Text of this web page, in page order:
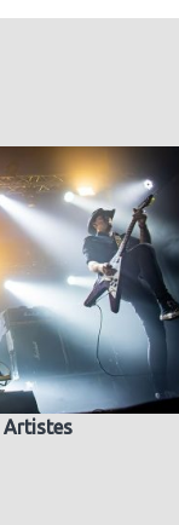
Artistes